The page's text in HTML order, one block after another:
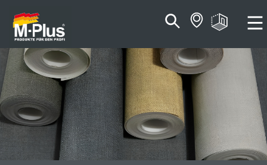
Inhalt
springen
Navigationsmenü
springen